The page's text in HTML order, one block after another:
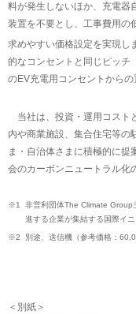
料が発生しないほか、充電器
装置を不要とし、工事費用の
求めやすい価格設定を実現し
的なコンセントと同じピッチ
のEV充電用コンセントからの
当社は、投資・運用コスト
内や商業施設、集合住宅等の
ま・自治体さまに積極的に提
会のカーボンニュートラル化
※1 非営利団体The Climate Group
進する企業が集結する国際イ
※2 別途、送信機（参考価格：
＜別紙＞